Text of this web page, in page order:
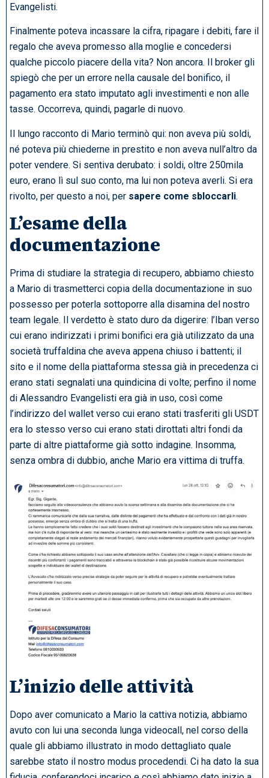
Evangelisti.
Finalmente poteva incassare la cifra, ripagare i debiti, fare il
regalo che aveva promesso alla moglie e concedersi
qualche piccolo piacere della vita? Non ancora. Il broker gli
spiegò che per un errore nella causale del bonifico, il
pagamento era stato imputato agli investimenti e non alle
tasse. Occorreva, quindi, pagarle di nuovo.
Il lungo racconto di Mario terminò qui: non aveva più soldi,
né poteva più chiederne in prestito e non aveva null’altro da
poter vendere. Si sentiva derubato: i soldi, oltre 250mila
euro, erano lì sul suo conto, ma lui non poteva averli. Si era
rivolto, per questo a noi, per sapere come sbloccarli.
L’esame della
documentazione
Prima di studiare la strategia di recupero, abbiamo chiesto
a Mario di trasmetterci copia della documentazione in suo
possesso per poterla sottoporre alla disamina del nostro
team legale. Il verdetto è stato duro da digerire: l’Iban verso
cui erano indirizzati i primi bonifici era già utilizzato da una
società truffaldina che aveva appena chiuso i battenti; il
sito e il nome della piattaforma stessa già in precedenza ci
erano stati segnalati una quindicina di volte; perfino il nome
di Alessandro Evangelisti era già in uso, così come
l’indirizzo del wallet verso cui erano stati trasferiti gli USDT
era lo stesso verso cui erano stati dirottati altri fondi da
parte di altre piattaforme già sotto indagine. Insomma,
senza ombra di dubbio, anche Mario era vittima di truffa.
L’inizio delle attività
Dopo aver comunicato a Mario la cattiva notizia, abbiamo
avuto con lui una seconda lunga videocall, nel corso della
quale gli abbiamo illustrato in modo dettagliato quale
sarebbe stato il nostro modus procedendi. Ci ha dato la sua